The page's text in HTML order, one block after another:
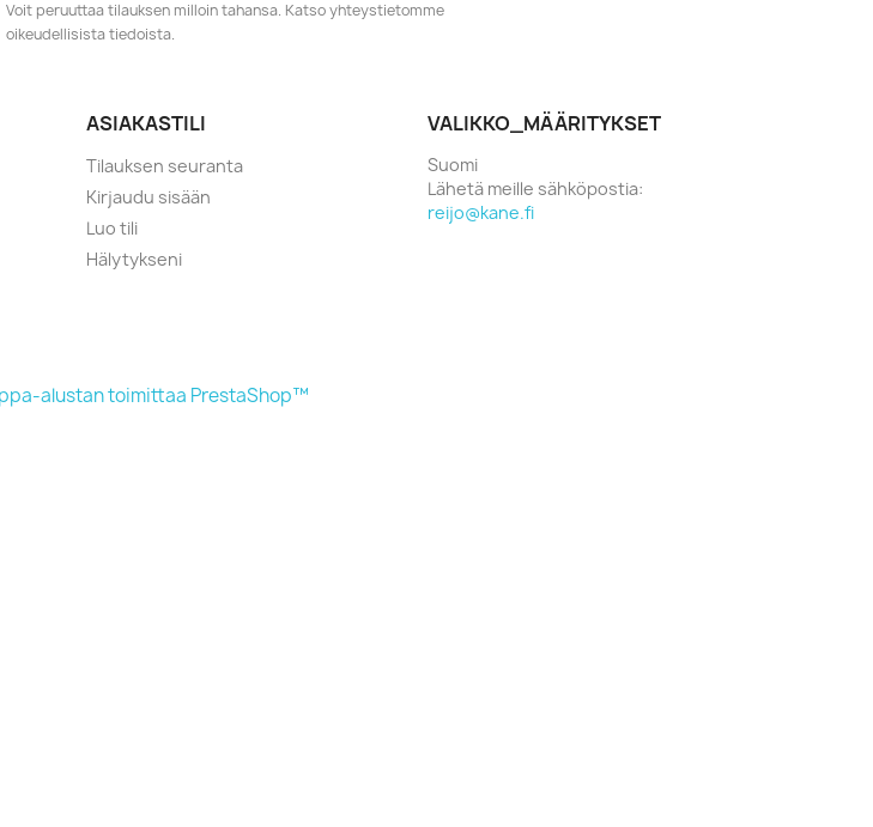
Voit peruuttaa tilauksen milloin tahansa. Katso yhteystietomme
oikeudellisista tiedoista.
ASIAKASTILI
Tilauksen seuranta
Kirjaudu sisään
Luo tili
Hälytykseni
VALIKKO_MÄÄRITYKSET
Suomi
Lähetä meille sähköpostia:
reijo@kane.fi
alustan toimittaa PrestaShop™